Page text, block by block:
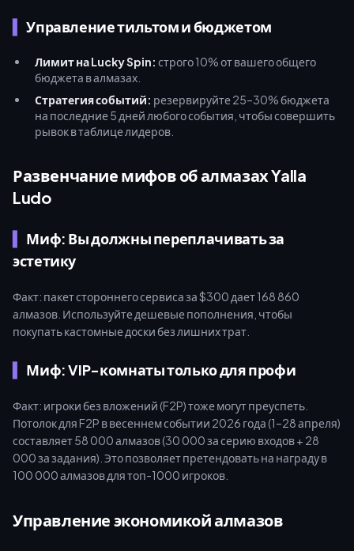
Управление тильтом и бюджетом
Лимит на Lucky Spin: строго 10% от вашего общего
бюджета в алмазах.
Стратегия событий: резервируйте 25–30% бюджета
на последние 5 дней любого события, чтобы совершить
рывок в таблице лидеров.
Развенчание мифов об алмазах Yalla
Ludo
Миф: Вы должны переплачивать за
эстетику
Факт: пакет стороннего сервиса за $300 дает 168 860
алмазов. Используйте дешевые пополнения, чтобы
покупать кастомные доски без лишних трат.
Миф: VIP-комнаты только для профи
Факт: игроки без вложений (F2P) тоже могут преуспеть.
Потолок для F2P в весеннем событии 2026 года (1–28 апреля)
составляет 58 000 алмазов (30 000 за серию входов + 28
000 за задания). Это позволяет претендовать на награду в
100 000 алмазов для топ-1000 игроков.
Управление экономикой алмазов